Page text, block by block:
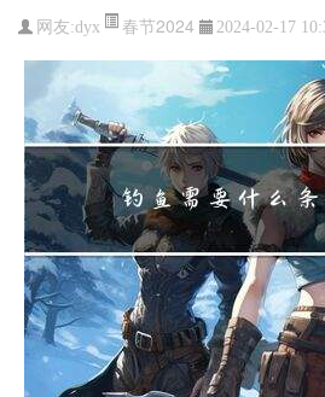
网友:dyx 春节2024 2024-02-17